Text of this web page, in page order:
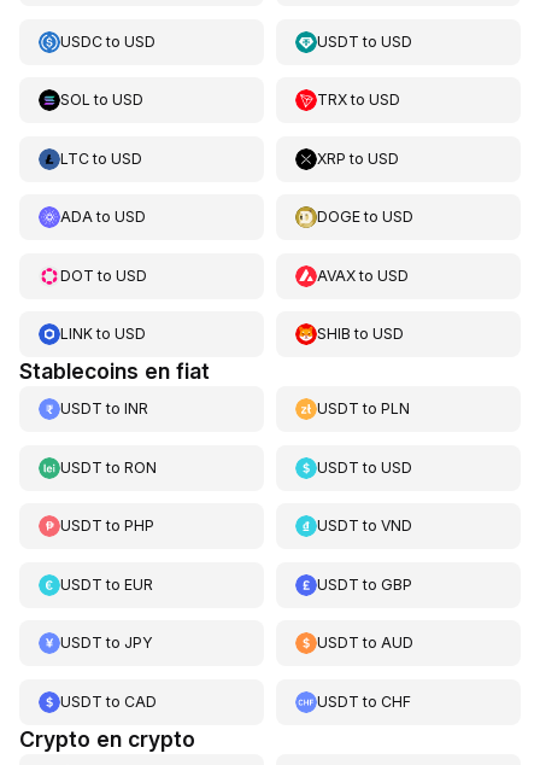
USDCto USD USDT toUSD
SOL to USD TRXtoUSD
LTCto USD XRP toUSD
ADAto USD DOGEtoUSD
DOT to USD AVAXtoUSD
LINKto USD SHIB toUSD
Stablecoins en fiat
USDT to INR USDT toPLN
USDT to RON USDT toUSD
USDT to PHP USDT toVND
USDT to EUR USDT toGBP
USDT to JPY USDT toAUD
USDT to CAD USDT toCHF
Crypto en crypto